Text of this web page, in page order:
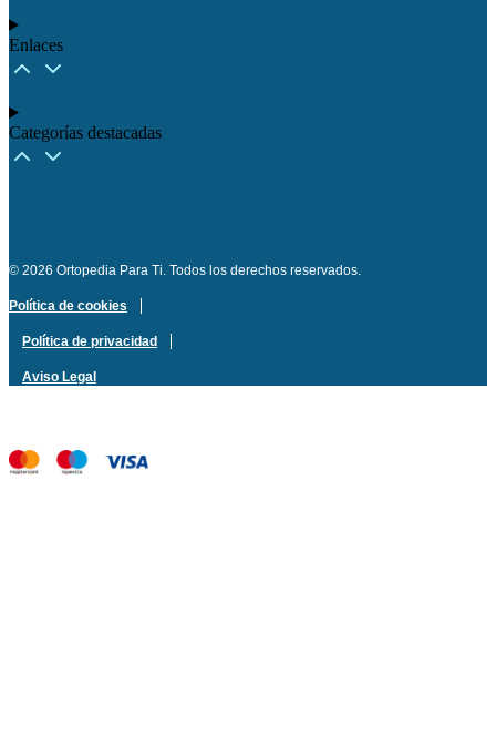
Enlaces
Categorías destacadas​
© 2026 Ortopedia Para Ti. Todos los derechos reservados.
Política de cookies
Política de privacidad
Aviso Legal